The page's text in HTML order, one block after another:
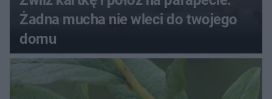
Żadna mucha nie wleci do twojego
domu